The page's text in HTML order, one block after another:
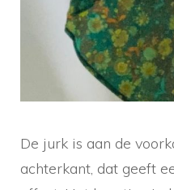
De jurk is aan de
achterkant, dat geeft